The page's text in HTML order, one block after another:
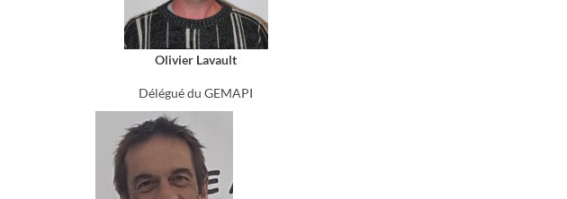
Olivier Lavault
Délégué du GEMAPI